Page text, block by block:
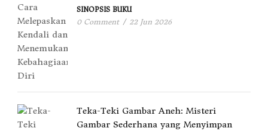
SINOPSIS BUKU
0 Comment / 22 Jun 2026
Teka-Teki Gambar Aneh: Misteri
Gambar Sederhana yang Menyimpan